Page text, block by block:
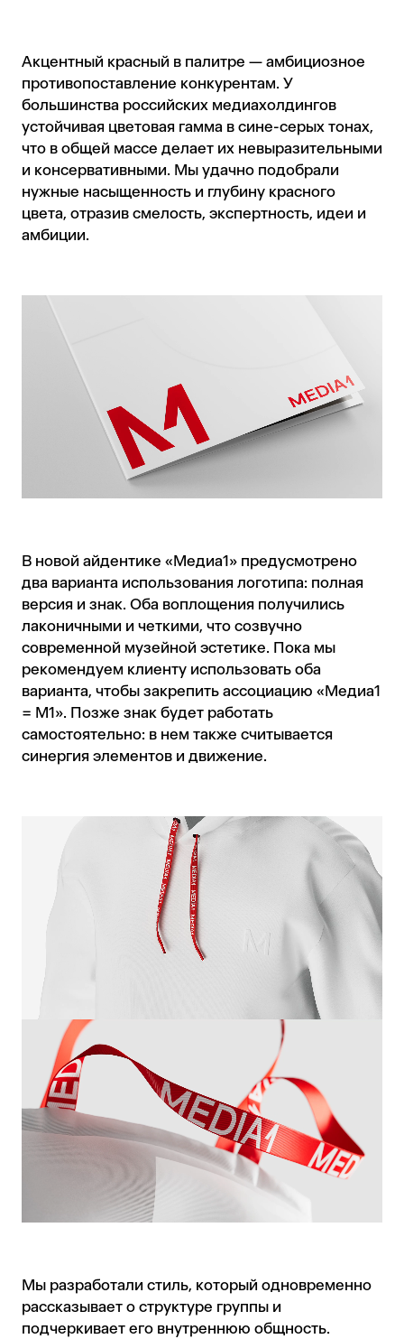
Акцентный красный в палитре — амбициозное
противопоставление конкурентам. У
большинства российских медиахолдингов
устойчивая цветовая гамма в сине-серых тонах,
что в общей массе делает их невыразительными
и консервативными. Мы удачно подобрали
нужные насыщенность и глубину красного
цвета, отразив смелость, экспертность, идеи и
амбиции.
В новой айдентике «Медиа1» предусмотрено
два варианта использования логотипа: полная
версия и знак. Оба воплощения получились
лаконичными и четкими, что созвучно
современной музейной эстетике. Пока мы
рекомендуем клиенту использовать оба
варианта, чтобы закрепить ассоциацию «Медиа1
= М1». Позже знак будет работать
самостоятельно: в нем также считывается
синергия элементов и движение.
Мы разработали стиль, который одновременно
рассказывает о структуре группы и
подчеркивает его внутреннюю общность.